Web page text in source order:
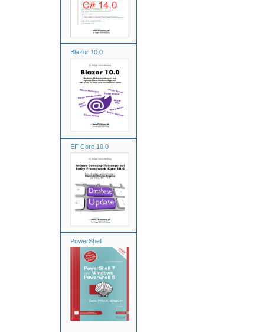
Blazor 10.0
EF Core 10.0
PowerShell